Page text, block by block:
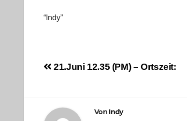
“Indy”
Beitragsnavigation
21.Juni 12.35 (PM) – Ortszeit:
Von Indy